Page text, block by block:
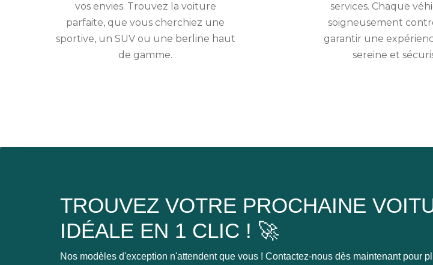
vos envies. Trouvez la voiture
parfaite, que vous cherchiez une
sportive, un SUV ou une berline haut
de gamme.
services. Chaque
soigneusement
garantir une
sereine et
TROUVEZ VOTRE PROCHAINE
IDÉALE EN 1 CLIC ! 🚀
Nos modèles d'exception n'attendent que vous ! Contactez-nous dès maintenant pour